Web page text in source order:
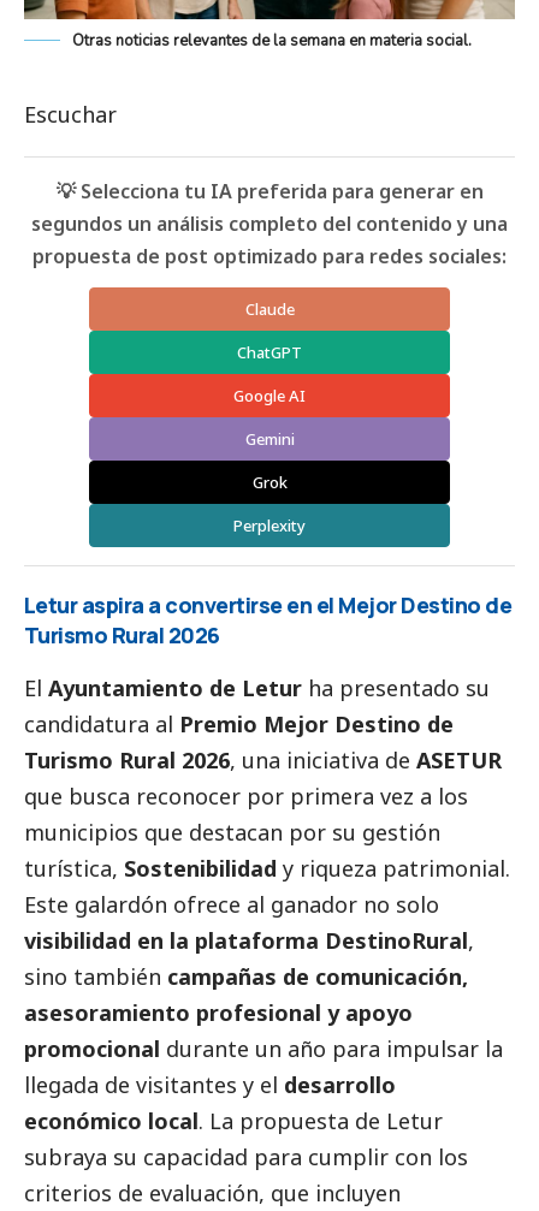
Otras noticias relevantes de la semana en materia social.
Escuchar
💡 Selecciona tu IA preferida para generar en
segundos un análisis completo del contenido y una
propuesta de post optimizado para redes sociales:
Claude
ChatGPT
Google AI
Gemini
Grok
Perplexity
Letur aspira a convertirse en el Mejor Destino de
Turismo Rural 2026
El Ayuntamiento de Letur ha presentado su
candidatura al Premio Mejor Destino de
Turismo Rural 2026, una iniciativa de ASETUR
que busca reconocer por primera vez a los
municipios que destacan por su gestión
turística, Sostenibilidad y riqueza patrimonial.
Este galardón ofrece al ganador no solo
visibilidad en la plataforma DestinoRural,
sino también campañas de comunicación,
asesoramiento profesional y apoyo
promocional durante un año para impulsar la
llegada de visitantes y el desarrollo
económico local. La propuesta de Letur
subraya su capacidad para cumplir con los
criterios de evaluación, que incluyen